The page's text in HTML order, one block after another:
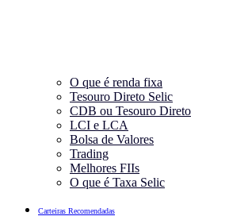
O que é renda fixa
Tesouro Direto Selic
CDB ou Tesouro Direto
LCI e LCA
Bolsa de Valores
Trading
Melhores FIIs
O que é Taxa Selic
Carteiras Recomendadas